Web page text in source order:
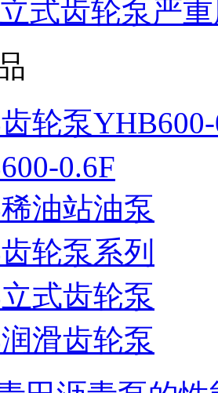
式齿轮泵严
轮泵
0.6F
油站油泵
轮泵系列
式齿轮泵
滑齿轮泵